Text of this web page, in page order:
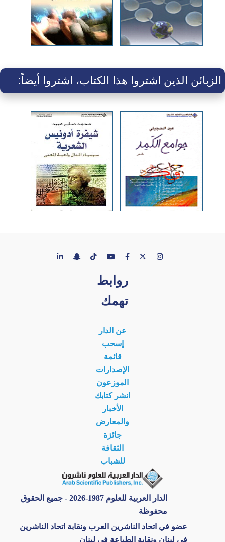
الزبائن الذين اشتروا هذا الكتاب، اشتروا أيضاً:
روابط
تهمك
عن الدار
إسحب
قائمة
الإصدارات
الموزعون
انشر كتابك
الأخبار
والمعارض
جائزة
الثقافة
للشباب
الدار العربية للعلوم 1987-2026 - جميع الحقوق
محفوظة
عضو في اتحاد الناشرين العرب ونقابة اتحاد الناشرين
في لبنان ونقابة الطباعة في لبنان